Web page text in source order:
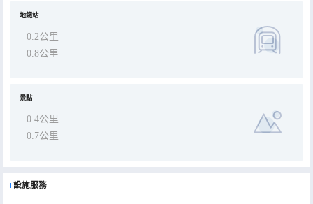
地鐵站
0.2公里
0.8公里
景點
0.4公里
0.7公里
設施服務